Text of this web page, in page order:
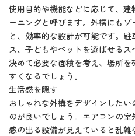
使用目的や機能などに応じて、
ーニングと呼びます。外構にも
と、効率的な設計が可能です。
ス、子どもやペットを遊ばせる
決めて必要な面積を考え、場所
すくなるでしょう。
生活感を隠す
おしゃれな外構をデザインした
のが良いでしょう。エアコンの
感の出る設備が見えていると乱